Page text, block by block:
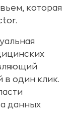
которая
один клик.
данных